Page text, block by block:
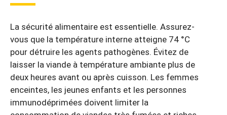
La sécurité alimentaire est essentielle. Assurez-
vous que la température interne atteigne 74 °C
pour détruire les agents pathogènes. Évitez de
laisser la viande à température ambiante plus de
deux heures avant ou après cuisson. Les femmes
enceintes, les jeunes enfants et les personnes
immunodéprimées doivent limiter la